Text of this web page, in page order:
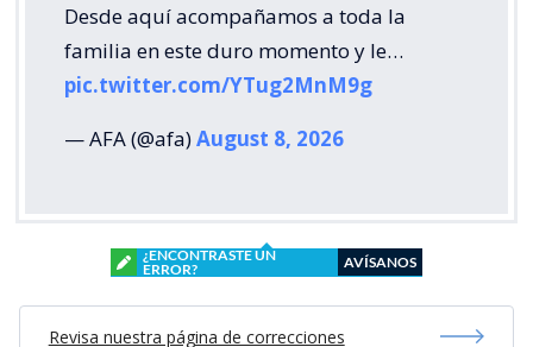
Desde aquí acompañamos a toda la
familia en este duro momento y le…
pic.twitter.com/YTug2MnM9g
— AFA (@afa)August 8, 2026
¿ENCONTRASTE UN
ERROR?
AVÍSANOS
Revisa nuestra página de correcciones